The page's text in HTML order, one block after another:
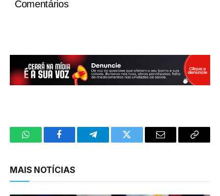
Comentários
WhatsAppFacebookTelegramTwitter Email
Copy
MAIS NOTÍCIAS